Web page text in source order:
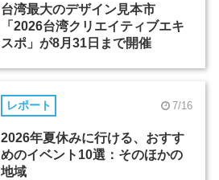
台湾最大のデザイン見本市
「2026台湾クリエイティブエキ
スポ」が8月31日まで開催
レポート 7/16
2026年夏休みに行ける、おすす
めのイベント10選：そのほかの
地域